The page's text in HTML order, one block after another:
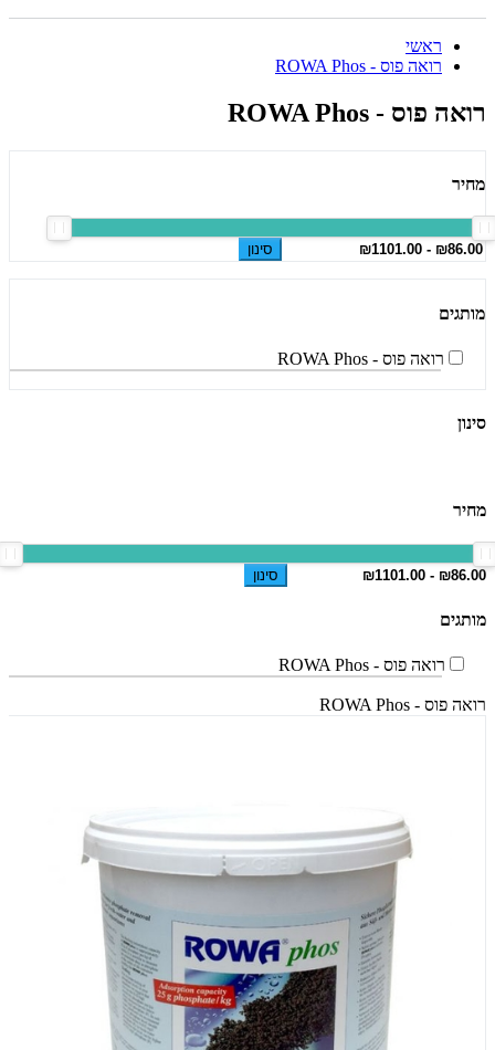
ראשי
רואה פוס - ROWA Phos
רואה פוס - ROWA Phos
מחיר
סינון
מותגים
רואה פוס - ROWA Phos
סינון
מחיר
סינון
מותגים
רואה פוס - ROWA Phos
רואה פוס - ROWA Phos